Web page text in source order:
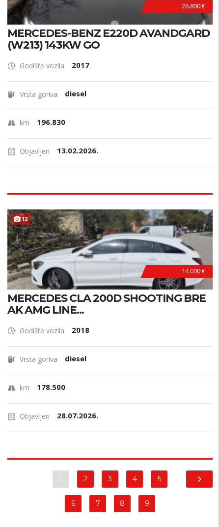
26.800 €
MERCEDES-BENZ E220D AVANDGARD
(W213) 143KW GO
Godište vozila 2017
Vrsta goriva diesel
km 196.830
Objavljen 13.02.2026.
12
14.000 €
MERCEDES CLA 200D SHOOTING BRE
AK AMG LINE...
Godište vozila 2018
Vrsta goriva diesel
km 178.500
Objavljen 28.07.2026.
1 2 3 4 5
6 7 8 9